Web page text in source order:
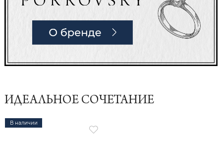
ИДЕАЛЬНОЕ СОЧЕТАНИЕ
В наличии